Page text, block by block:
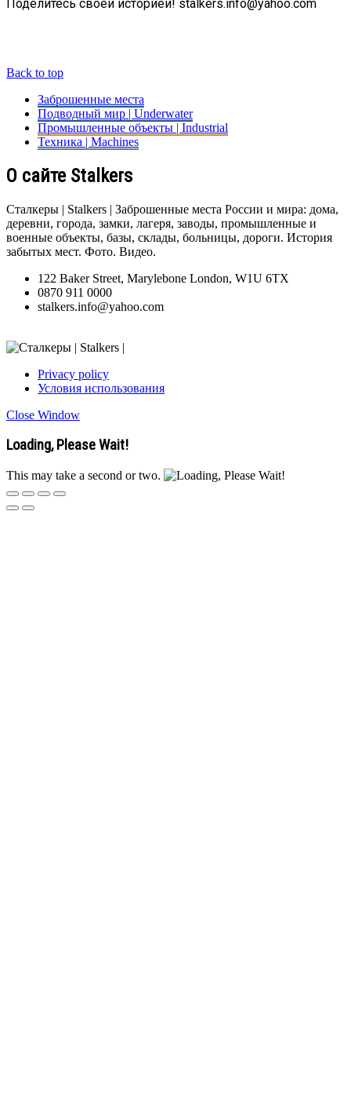
Поделитесь своей историей! stalkers.info@yahoo.com
Back to top
Заброшенные места
Подводный мир | Underwater
Промышленные объекты | Industrial
Техника | Machines
О сайте Stalkers
Сталкеры | Stalkers | Заброшенные места России и мира: дома,
деревни, города, замки, лагеря, заводы, промышленные и
военные объекты, базы, склады, больницы, дороги. История
забытых мест. Фото. Видео.
122 Baker Street, Marylebone London, W1U 6TX
0870 911 0000
stalkers.info@yahoo.com
Privacy policy
Условия использования
Close Window
Loading, Please Wait!
This may take a second or two.